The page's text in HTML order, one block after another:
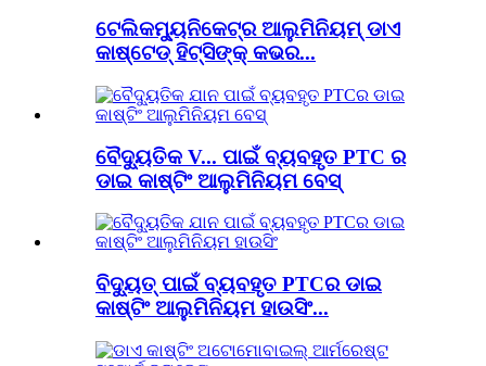
ଟେଲିକମ୍ୟୁନିକେଟ୍‌ର ଆଲୁମିନିୟମ୍ ଡାଏ
କାଷ୍ଟେଡ୍ ହିଟ୍‌ସିଙ୍କ୍ କଭର...
ବୈଦ୍ୟୁତିକ V... ପାଇଁ ବ୍ୟବହୃତ PTC ର
ଡାଇ କାଷ୍ଟିଂ ଆଲୁମିନିୟମ ବେସ୍
ବିଦ୍ୟୁତ୍ ପାଇଁ ବ୍ୟବହୃତ PTCର ଡାଇ
କାଷ୍ଟିଂ ଆଲୁମିନିୟମ ହାଉସିଂ...